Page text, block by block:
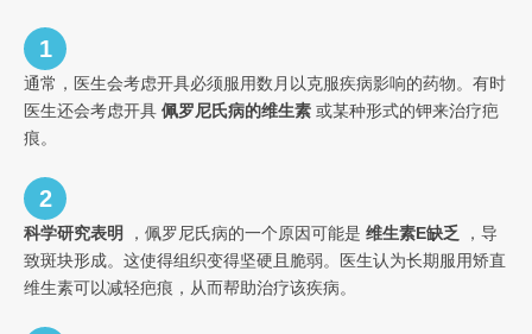
1
通常，医生会考虑开具必须服用数月以克服疾病影响的药物。有时
医生还会考虑开具 佩罗尼氏病的维生素 或某种形式的钾来治疗疤
痕。
2
科学研究表明 ，佩罗尼氏病的一个原因可能是 维生素E缺乏
，导
致斑块形成。这使得组织变得坚硬且脆弱。医生认为长期服用矫直
维生素可以减轻疤痕，从而帮助治疗该疾病。